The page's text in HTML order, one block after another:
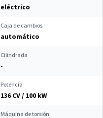
eléctrico
Caja de cambios
automático
Cilindrada
-
Potencia
136 CV / 100 kW
Máquina de torsión